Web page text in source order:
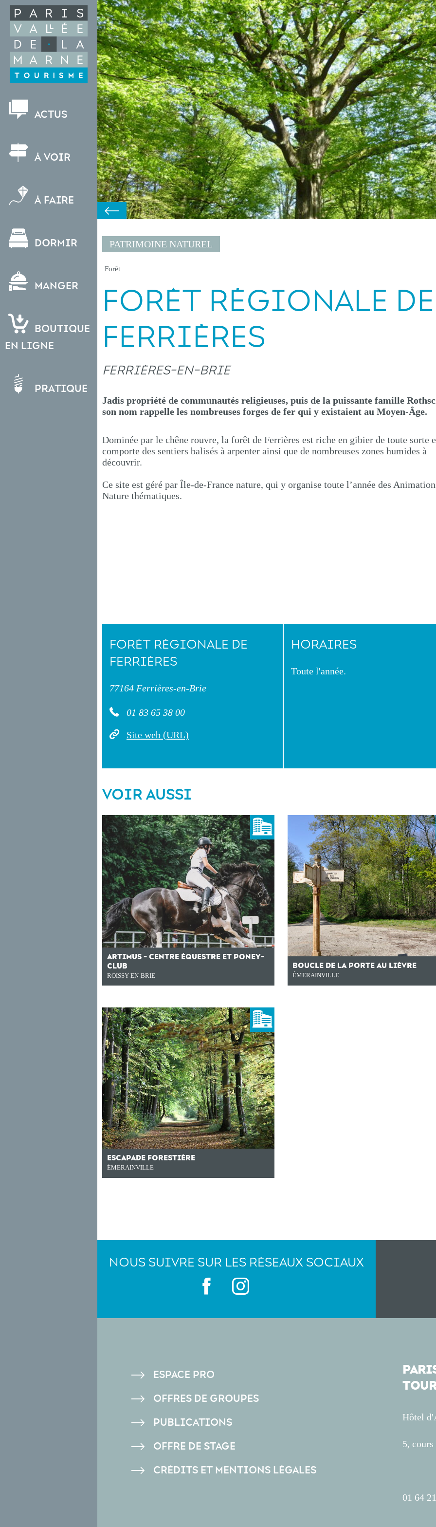
Aller
contenu
principal
NAVIGATION
PRINCIPALE
Actus
À voir
À faire
Dormir
Manger
Boutique
en ligne
Pratique
Adenca Over-blog
PATRIMOINE NATUREL
Forêt
FORÊT RÉGIONALE DE
FERRIÈRES
FERRIÈRES-EN-BRIE
Jadis propriété de communautés religieuses, puis de la puissante famille
son nom rappelle les nombreuses forges de fer qui y existaient au Moyen-Âge.
Dominée par le chêne rouvre, la forêt de Ferrières est riche en gibier de toute sorte
comporte des sentiers balisés à arpenter ainsi que de nombreuses zones humides à
découvrir.
Ce site est géré par Île-de-France nature, qui y organise toute l’année des
Nature thématiques.
FORÊT RÉGIONALE DE
FERRIÈRES
77164 Ferrières-en-Brie
01 83 65 38 00
Site web (URL)
HORAIRES
Toute l'année.
VOIR AUSSI
ARTIMUS - CENTRE ÉQUESTRE ET PONEY-
CLUB
ROISSY-EN-BRIE
BOUCLE DE LA PORTE AU LIÈVRE
ÉMERAINVILLE
ESCAPADE FORESTIÈRE
ÉMERAINVILLE
NOUS SUIVRE SUR LES RÉSEAUX SOCIAUX
PIED
DE
ESPACE PRO
OFFRES DE GROUPES
PUBLICATIONS
OFFRE DE STAGE
CRÉDITS ET MENTIONS LÉGALES
Hôtel
5,
01 64